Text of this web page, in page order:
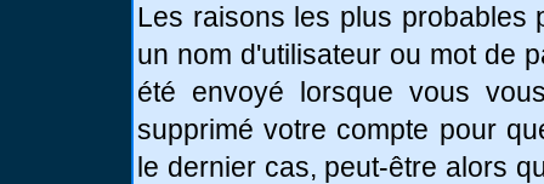
Les raisons les plus probables
un nom d'utilisateur ou mot de
été envoyé lorsque vous
supprimé votre compte pour
le dernier cas, peut-être alors